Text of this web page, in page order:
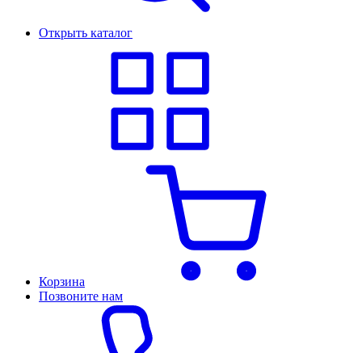
Открыть каталог
Корзина
Позвоните нам